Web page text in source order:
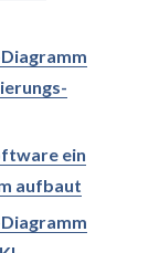
ein
aufbaut